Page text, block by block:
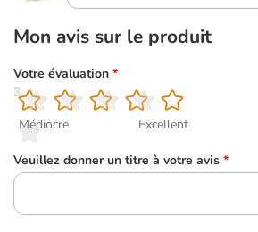
Mon avis sur le produit
Votre évaluation *
1
Médiocre
2
3
4
5
Excellent
Veuillez donner un titre à votre avis *